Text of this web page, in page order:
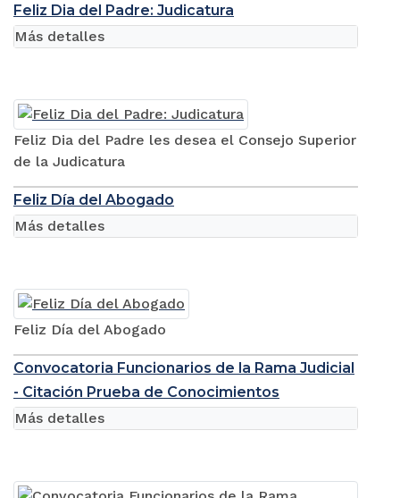
Feliz Dia del Padre: Judicatura
Feliz Dia del Padre les desea el Consejo Superior
de la Judicatura
Más detalles
Feliz Día del Abogado
Feliz Día del Abogado
Más detalles
Convocatoria Funcionarios de la Rama Judicial
- Citación Prueba de Conocimientos
Más detalles